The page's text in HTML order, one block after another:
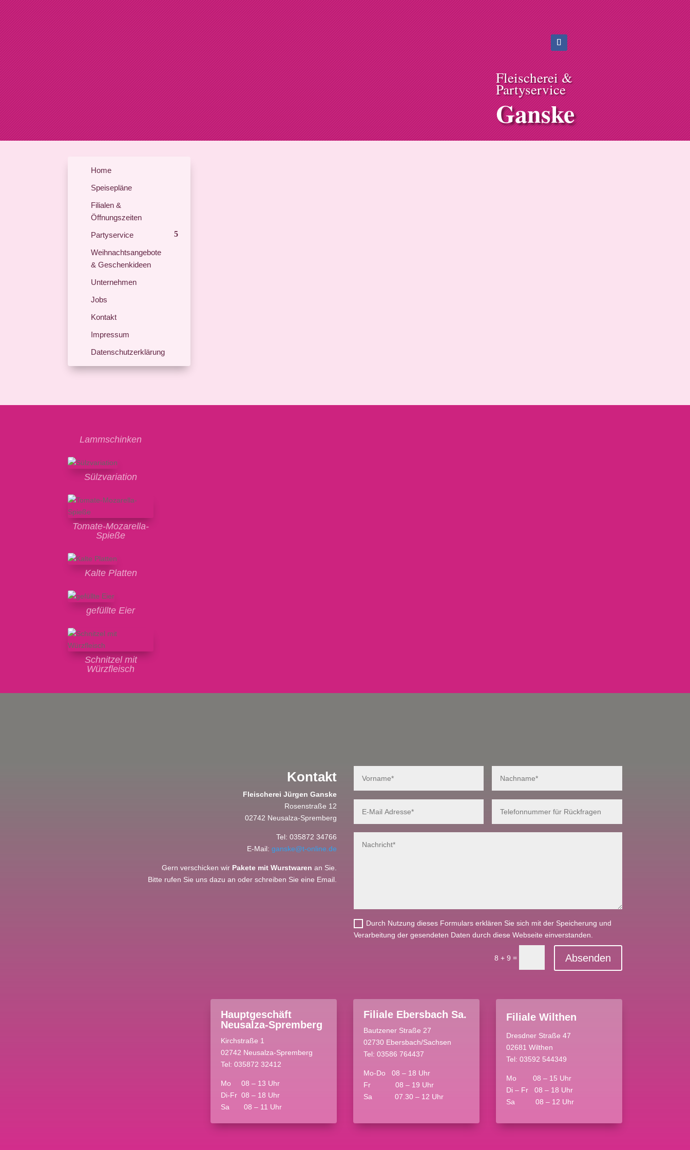
Fleischerei &
Partyservice
Ganske
Home
Speisepläne
Filialen &
Öffnungszeiten
Partyservice
Weihnachtsangebote
& Geschenkideen
Unternehmen
Jobs
Kontakt
Impressum
Datenschutzerklärung
Lammschinken
Sülzvariation
Tomate-Mozarella-
Spieße
Kalte Platten
gefüllte Eier
Schnitzel mit
Würzfleisch
Kontakt
Fleischerei Jürgen Ganske
Rosenstraße 12
02742 Neusalza-Spremberg
Tel: 035872 34766
E-Mail: ganske@t-online.de
Gern verschicken wir Pakete mit Wurstwaren an Sie.
Bitte rufen Sie uns dazu an oder schreiben Sie eine Email.
Durch Nutzung dieses Formulars erklären Sie sich mit der Speicherung und
Verarbeitung der gesendeten Daten durch diese Webseite einverstanden.
8 + 9 = Absenden
Hauptgeschäft
Neusalza-Spremberg
Kirchstraße 1
02742 Neusalza-Spremberg
Tel: 035872 32412
Mo 08 – 13 Uhr
Di-Fr 08 – 18 Uhr
Sa 08 – 11 Uhr
Filiale Ebersbach Sa.
Bautzener Straße 27
02730 Ebersbach/Sachsen
Tel: 03586 764437
Mo-Do 08 – 18 Uhr
Fr 08 – 19 Uhr
Sa 07.30 – 12 Uhr
Filiale Wilthen
Dresdner Straße 47
02681 Wilthen
Tel: 03592 544349
Mo 08 – 15 Uhr
Di – Fr 08 – 18 Uhr
Sa 08 – 12 Uhr